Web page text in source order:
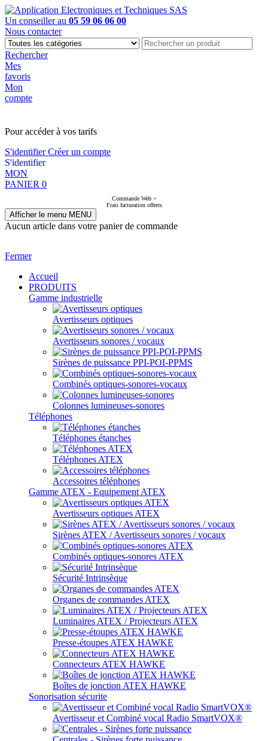
Un conseiller au 05 59 06 06 00
Nous contacter
Rechercher
Mes
favoris
Mon
compte
Pour accéder à vos tarifs
S'identifierCréer un compte
S'identifier
MON
PANIER 0
Commande Web =
Frais facturation offerts
Afficher le menu MENU
Aucun article dans votre panier de commande
Fermer
Accueil
PRODUITS
Gamme industrielle
Avertisseurs optiques
Avertisseurs sonores / vocaux
Sirènes de puissance PPI-POI-PPMS
Combinés optiques-sonores-vocaux
Colonnes lumineuses-sonores
Téléphones
Téléphones étanches
Téléphones ATEX
Accessoires téléphones
Gamme ATEX - Equipement ATEX
Avertisseurs optiques ATEX
Sirènes ATEX / Avertisseurs sonores / vocaux
Combinés optiques-sonores ATEX
Sécurité Intrinsèque
Organes de commandes ATEX
Luminaires ATEX / Projecteurs ATEX
Presse-étoupes ATEX HAWKE
Connecteurs ATEX HAWKE
Boîtes de jonction ATEX HAWKE
Sonorisation sécurite
Avertisseur et Combiné vocal Radio SmartVOX®